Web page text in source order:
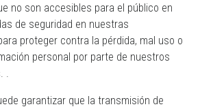
no son accesibles para el público en
de seguridad en nuestras
proteger contra la pérdida, mal uso o
personal por parte de nuestros
garantizar que la transmisión de